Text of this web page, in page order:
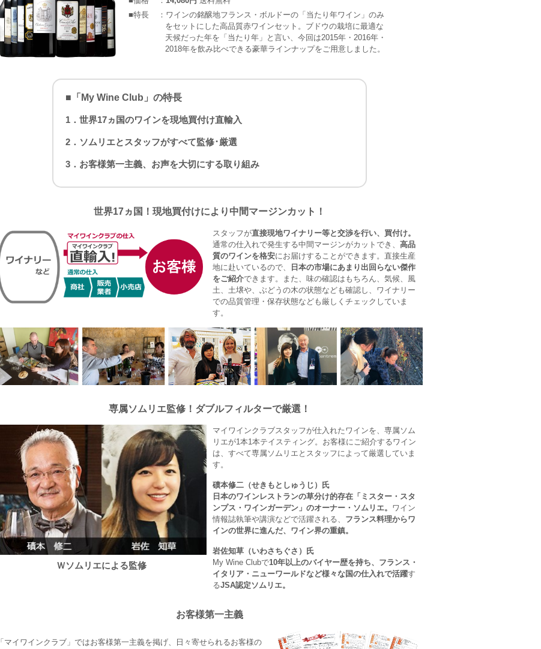
■特長
：ワインの銘醸地フランス・ボルドーの「当たり年ワイン」のみ
をセットにした高品質赤ワインセット。ブドウの栽培に最適な
天候だった年を「当たり年」と言い、今回は2015年・2016年・
2018年を飲み比べできる豪華ラインナップをご用意しました。
■「My Wine Club」の特長
1．世界17ヵ国のワインを現地買付け直輸入
2．ソムリエとスタッフがすべて監修･厳選
3．お客様第一主義、お声を大切にする取り組み
世界17ヵ国！現地買付けにより中間マージンカット！
スタッフが直接現地ワイナリー等と交渉を行い、買付け。
通常の仕入れで発生する中間マージンがカットでき、 高品
質のワインを格安にお届けすることができます。直接生産
地に赴いているので、
日本の市場にあまり出回らない傑作
をご紹介できます。また、味の確認はもちろん、気候、風
土、土壌や、ぶどうの木の状態なども確認し、ワイナリー
での品質管理・保存状態なども厳しくチェックしていま
す。
専属ソムリエ監修！ダブルフィルターで厳選！
マイワインクラブスタッフが仕入れたワインを、専属ソム
リエが1本1本テイスティング。お客様にご紹介するワイン
は、すべて専属ソムリエとスタッフによって厳選していま
す。
磧本修二（せきもとしゅうじ）氏
日本のワインレストランの草分け的存在「ミスター・スタ
ンプス・ワインガーデン」のオーナー・ソムリエ。 ワイン
情報誌執筆や講演などで活躍される、 フランス料理からワ
インの世界に進んだ、ワイン界の重鎮。
岩佐知草（いわさちぐさ）氏
My Wine Clubで10年以上のバイヤー歴を持ち、フランス・
イタリア・ニューワールドなど様々な国の仕入れで活躍す
るJSA認定ソムリエ。
Ｗソムリエによる監修
お客様第一主義
「マイワインクラブ」ではお客様第一主義を掲げ、日々寄せられるお客様の